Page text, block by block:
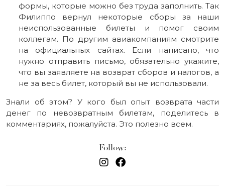
формы, которые можно без труда заполнить. Так
Филиппо вернул некоторые сборы за наши
неиспользованные билеты и помог своим
коллегам. По другим авиакомпаниям смотрите
на официальных сайтах. Если написано, что
нужно отправить письмо, обязательно укажите,
что вы заявляете на возврат сборов и налогов, а
не за весь билет, который вы не использовали.
Знали об этом? У кого был опыт возврата части
денег по невозвратным билетам, поделитесь в
комментариях, пожалуйста. Это полезно всем.
Follow: